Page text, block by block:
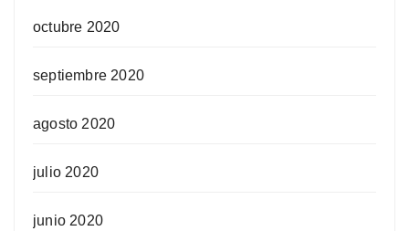
octubre 2020
septiembre 2020
agosto 2020
julio 2020
junio 2020